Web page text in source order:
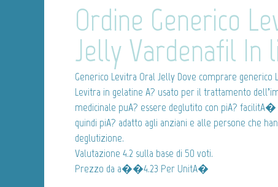
Ordine Generico
Jelly Vardenafil In
Generico Levitra Oral Jelly Dove comprare generico
Levitra in gelatine A? usato per il trattamento
medicinale puA? essere deglutito con piA?
quindi piA? adatto agli anziani e alle persone che
deglutizione.
Valutazione 4.2 sulla base di 50 voti.
Prezzo da a��4.23 Per UnitA�